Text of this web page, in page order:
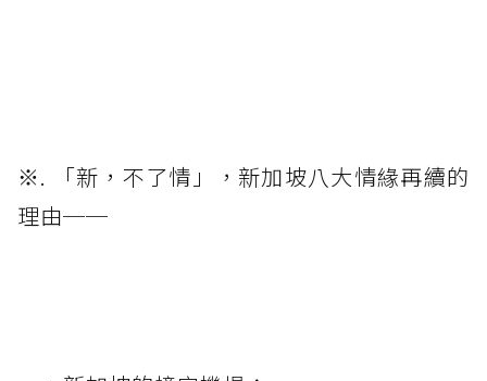
※. 「新，不了情」，新加坡八大情緣再續的
理由──